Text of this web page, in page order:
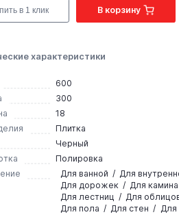
в 1 клик В корзину
характеристики
600
300
18
Плитка
Черный
Полировка
Для ванной
Для
Для дорожек
Для камина
Для лестниц
Для
Для пола
Для стен Для